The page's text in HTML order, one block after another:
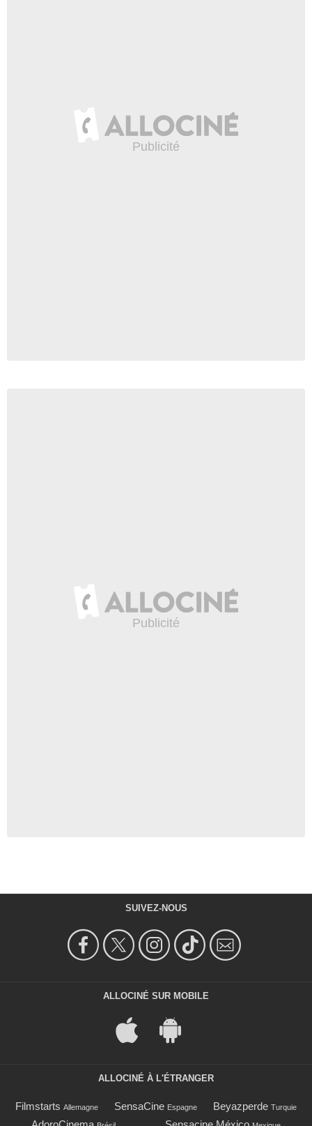
SUIVEZ-NOUS
ALLOCINÉ SUR MOBILE
ALLOCINÉ À L'ÉTRANGER
Filmstarts Allemagne SensaCine Espagne Beyazperde Turquie